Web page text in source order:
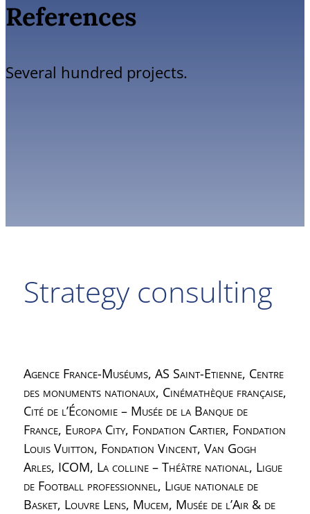
References
Several hundred projects.
Strategy consulting
Agence France-Muséums, AS Saint-Etienne, Centre
des monuments nationaux, Cinémathèque française,
Cité de l’Économie – Musée de la Banque de
France, Europa City, Fondation Cartier, Fondation
Louis Vuitton, Fondation Vincent, Van Gogh
Arles, ICOM, La colline – Théâtre national, Ligue
de Football professionnel, Ligue nationale de
Basket, Louvre Lens, Mucem, Musée de l’Air & de